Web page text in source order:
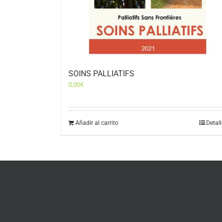
SOINS PALLIATIFS
0,00€
Añadir al carrito